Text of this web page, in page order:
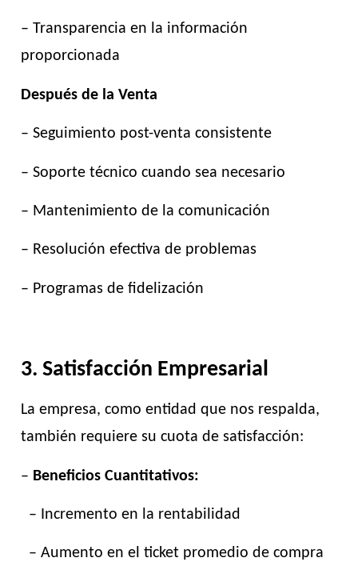
– Transparencia en la información
proporcionada
Después de la Venta
– Seguimiento post-venta consistente
– Soporte técnico cuando sea necesario
– Mantenimiento de la comunicación
– Resolución efectiva de problemas
– Programas de fidelización
3. Satisfacción Empresarial
La empresa, como entidad que nos respalda,
también requiere su cuota de satisfacción:
– Beneficios Cuantitativos:
– Incremento en la rentabilidad
– Aumento en el ticket promedio de compra